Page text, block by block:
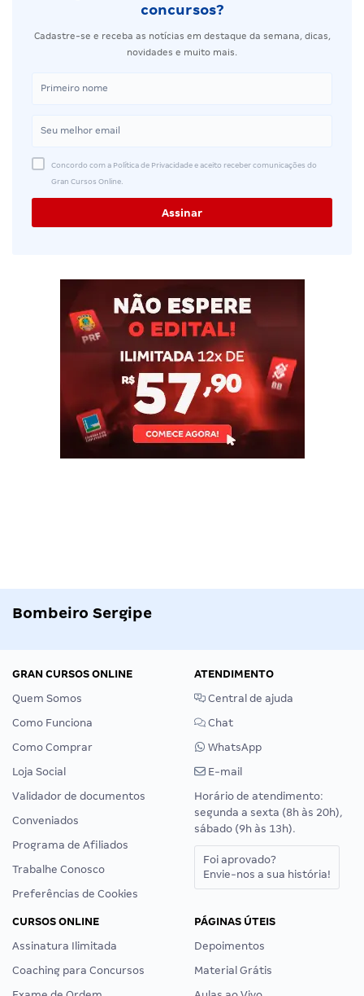
concursos?
Cadastre-se e receba as notícias em destaque da semana, dicas,
novidades e muito mais.
Concordo com a Política de Privacidade e aceito receber comunicações do
Gran Cursos Online.
Bombeiro Sergipe
GRAN CURSOS ONLINE
Quem Somos
Como Funciona
Como Comprar
Loja Social
Validador de documentos
Conveniados
Programa de Afiliados
Trabalhe Conosco
Preferências de Cookies
ATENDIMENTO
Central de ajuda
Chat
WhatsApp
E-mail
Horário de atendimento:
segunda a sexta (8h às 20h),
sábado (9h às 13h).
Foi aprovado?
Envie-nos a sua história!
CURSOS ONLINE
Assinatura Ilimitada
Coaching para Concursos
PÁGINAS ÚTEIS
Depoimentos
Material Grátis